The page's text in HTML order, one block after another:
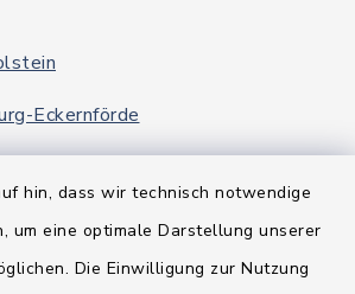
hin, dass wir technisch notwendige
um eine optimale Darstellung unserer
Die Einwilligung zur Nutzung
Eckernförde